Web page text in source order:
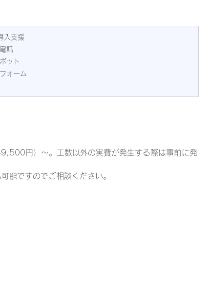
入支援
話
ット
ォーム
円）～。工数以外の実費が発生する際は事前に発
能ですのでご相談ください。